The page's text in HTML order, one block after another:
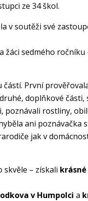
ze 34 škol.
v soutěži své
žáci sedmého ročníku
částí. První
doplňkové části,
poznávali rostliny,
ani poznávačka
jak v
– získali krásné
v Humpolci a